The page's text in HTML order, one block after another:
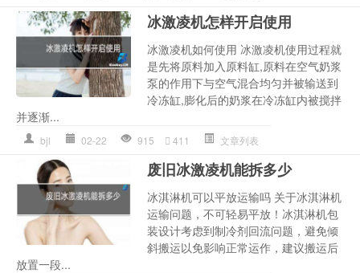
冰激凌机怎样开启使用
冰激凌机如何使用 冰激凌机使用过程就
是先将原料加入原料缸,原料在空气奶浆
泵的作用下与空气混合均匀并被输送到
冷冻缸,膨化后的奶浆在冷冻缸内被搅拌
并逐渐...
bjl 02-22 915 411 文章列表
废旧冰激凌机能拆多少
冰淇淋机可以平放运输吗 关于冰淇淋机
运输问题，不可轻易平放！冰淇淋机包
装设计考虑到制冷剂回流问题，避免倾
斜搬运以免影响正常运作，建议搬运后
放置一段...